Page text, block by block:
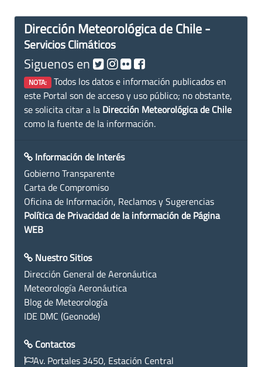
Dirección Meteorológica de Chile -
Servicios Climáticos
Siguenos en
NOTA: Todos los datos e información publicados en
este Portal son de acceso y uso público; no obstante,
se solicita citar a la Dirección Meteorológica de Chile
como la fuente de la información.
Información de Interés
Gobierno Transparente
Carta de Compromiso
Oficina de Información, Reclamos y Sugerencias
Política de Privacidad de la información de Página
WEB
Nuestro Sitios
Dirección General de Aeronáutica
Meteorología Aeronáutica
Blog de Meteorología
IDE DMC (Geonode)
Contactos
Av. Portales 3450, Estación Central